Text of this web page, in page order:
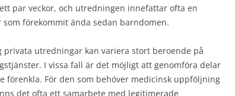
par veckor, och utredningen innefattar ofta en
förekommit ända sedan barndomen.
privata utredningar kan variera stort beroende på
I vissa fall är det möjligt att genomföra delar
förenkla. För den som behöver medicinsk uppföljning
det ofta ett samarbete med legitimerade